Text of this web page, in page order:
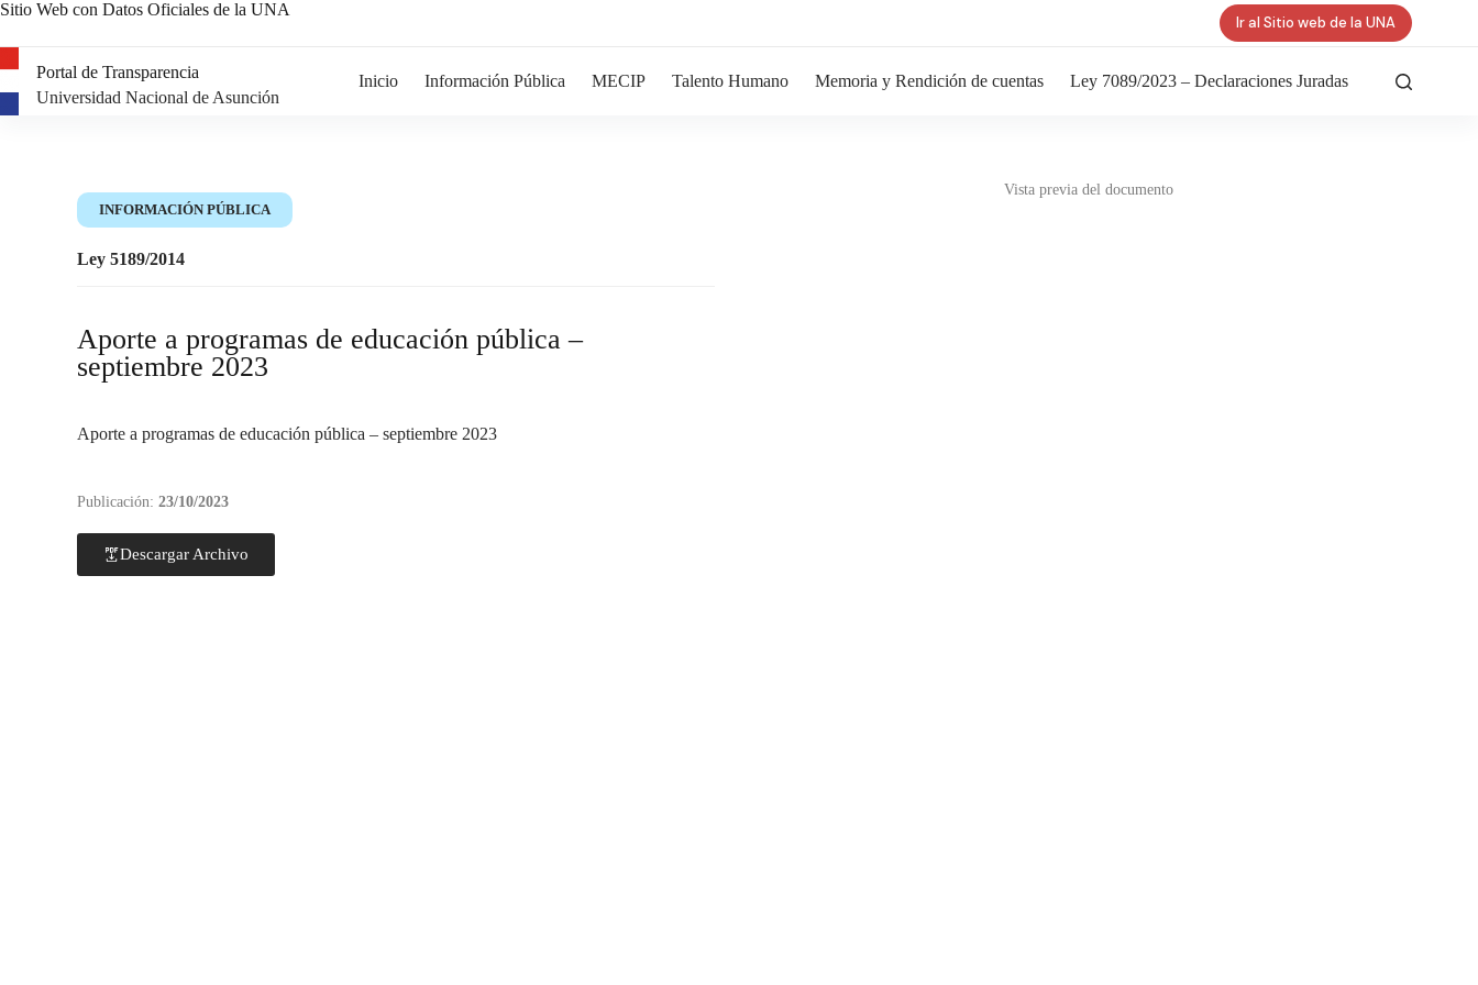
Sitio Web con Datos Oficiales de la UNA
Ir al Sitio web de la UNA
Portal de Transparencia
Universidad Nacional de Asunción
Inicio Información Pública MECIP Talento Humano Memoria y Rendición de cuentas Ley 7089/2023 – Declaraciones Juradas
INFORMACIÓN PÚBLICA
Ley 5189/2014
Aporte a programas de educación pública –
septiembre 2023
Aporte a programas de educación pública – septiembre 2023
Publicación: 23/10/2023
Descargar Archivo
Vista previa del documento